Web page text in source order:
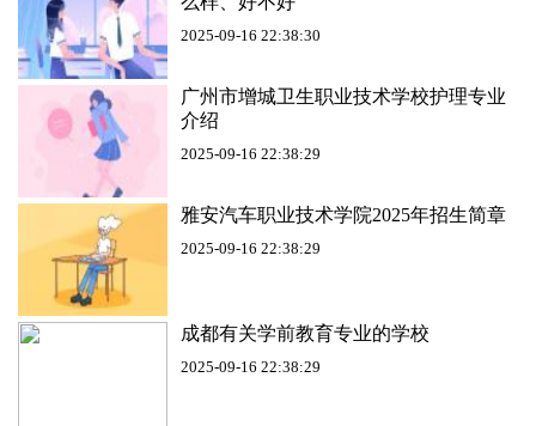
2025-09-16 22:38:30
广州市增城卫生职业技术学校护理专业
介绍
2025-09-16 22:38:29
雅安汽车职业技术学院2025年招生简章
2025-09-16 22:38:29
成都有关学前教育专业的学校
2025-09-16 22:38:29